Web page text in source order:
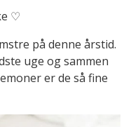
♡
på denne årstid.
uge og sammen
er de så fine